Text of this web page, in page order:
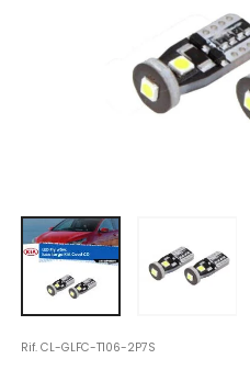
Rif.CL-GLFC-T106-2P7S